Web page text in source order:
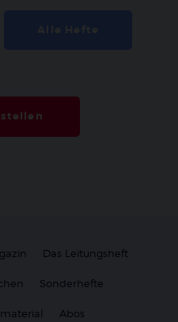
Das Leitungsheft
Sonderhefte
Abos